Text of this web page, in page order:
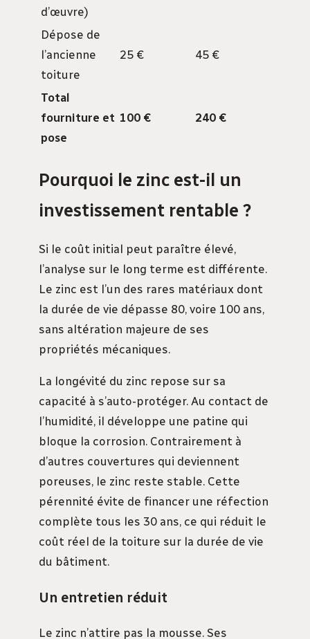
d’œuvre)
Dépose de
l’ancienne
toiture
25 € 45 €
Total
fourniture et
pose
100 € 240 €
Pourquoi le zinc est-il un
investissement rentable ?
Si le coût initial peut paraître élevé,
l’analyse sur le long terme est différente.
Le zinc est l’un des rares matériaux dont
la durée de vie dépasse 80, voire 100 ans,
sans altération majeure de ses
propriétés mécaniques.
La longévité du zinc repose sur sa
capacité à s’auto-protéger. Au contact de
l’humidité, il développe une patine qui
bloque la corrosion. Contrairement à
d’autres couvertures qui deviennent
poreuses, le zinc reste stable. Cette
pérennité évite de financer une réfection
complète tous les 30 ans, ce qui réduit le
coût réel de la toiture sur la durée de vie
du bâtiment.
Un entretien réduit
Le zinc n’attire pas la mousse. Ses